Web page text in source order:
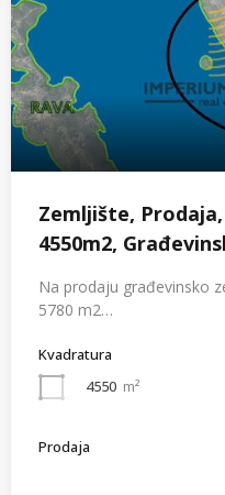
Zemljište,
4550m2,
Na prodaju građevinsko
5780 m2…
Kvadratura
4550 m²
Prodaja